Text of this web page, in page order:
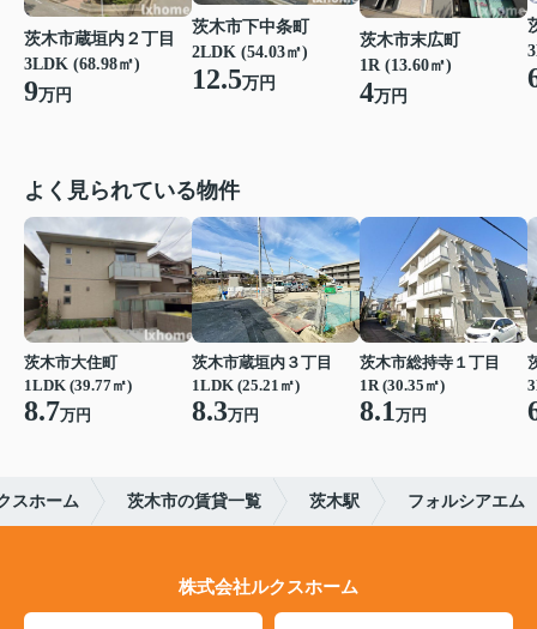
茨木市蔵垣内２丁目
3LDK (68.98㎡)
9万円
茨木市下中条町
2LDK (54.03㎡)
12.5万円
茨木市末広町
1R (13.60㎡)
4万円
よく見られている物件
茨木市大住町
1LDK (39.77㎡)
8.7万円
茨木市蔵垣内３丁目
1LDK (25.21㎡)
8.3万円
茨木市総持寺１丁目
1R (30.35㎡)
8.1万円
スホーム 茨木市の賃貸一覧 茨木駅 フォルシアエム
株式会社ルクスホーム